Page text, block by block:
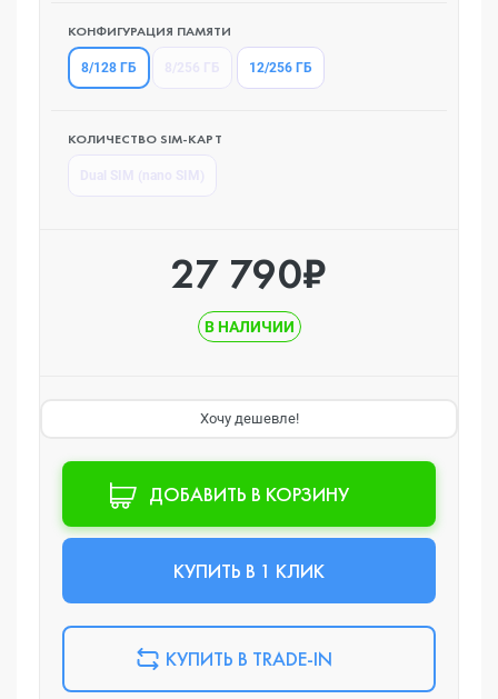
КОНФИГУРАЦИЯ ПАМЯТИ
8/128 ГБ 12/256 ГБ
КОЛИЧЕСТВО SIM-КАРТ
27 790₽
В НАЛИЧИИ
Хочу дешевле!
ДОБАВИТЬ В КОРЗИНУ
КУПИТЬ В 1 КЛИК
КУПИТЬ В TRADE-IN